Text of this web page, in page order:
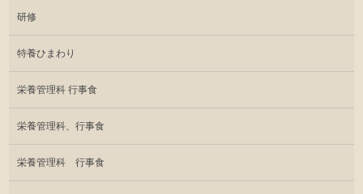
研修
特養ひまわり
栄養管理科 行事食
栄養管理科、行事食
栄養管理科 行事食